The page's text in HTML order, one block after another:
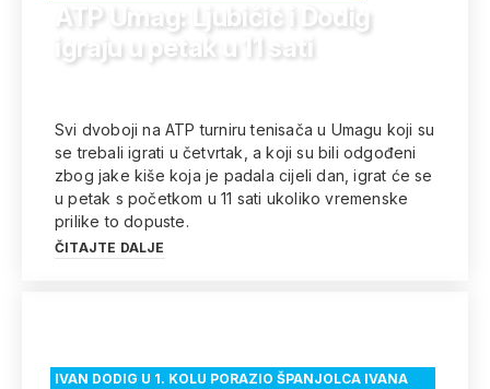
ATP Umag: Ljubičić i Dodig
igraju u petak u 11 sati
Svi dvoboji na ATP turniru tenisača u Umagu koji su
se trebali igrati u četvrtak, a koji su bili odgođeni
zbog jake kiše koja je padala cijeli dan, igrat će se
u petak s početkom u 11 sati ukoliko vremenske
prilike to dopuste.
ČITAJTE DALJE
IVAN DODIG U 1. KOLU PORAZIO ŠPANJOLCA IVANA